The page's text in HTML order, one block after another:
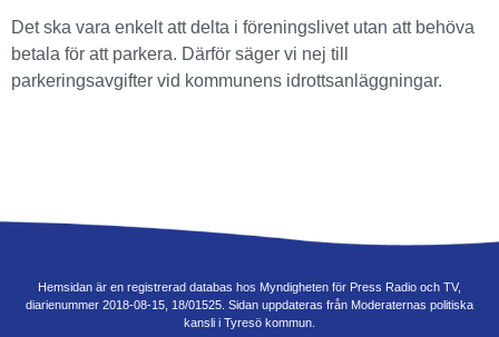
Det ska vara enkelt att delta i föreningslivet utan att behöva
betala för att parkera. Därför säger vi nej till
parkeringsavgifter vid kommunens idrottsanläggningar.
Hemsidan är en registrerad databas hos Myndigheten för Press Radio och TV,
diarienummer 2018-08-15, 18/01525. Sidan uppdateras från Moderaternas politiska
kansli i Tyresö kommun.